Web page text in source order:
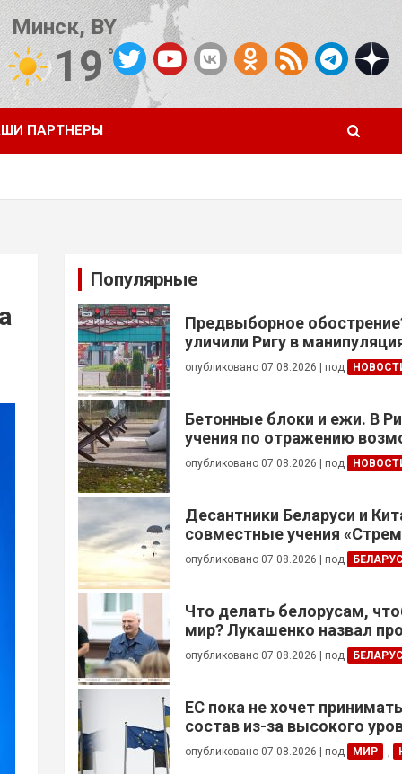
Минск, BY
19°C
от OpenWeatherMap
ПАРТНЕРЫ
Популярные
Предвыборное
уличили Ригу в
Беларусью
опубликовано 07.08.2026 под
Бетонные блоки и ежи. В
учения по отражению
вторжения
опубликовано 07.08.2026 под
Десантники Беларуси и
совместные учения
— 2026»
опубликовано 07.08.2026 под
Что делать белорусам,
мир? Лукашенко назвал
опубликовано 07.08.2026 под
ЕС пока не хочет
состав из-за высокого
опубликовано 07.08.2026 под МИР ,